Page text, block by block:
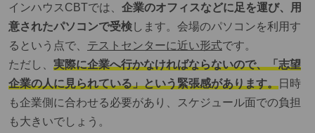
インハウスCBTでは、 企業のオフィスなどに足を運び、用
意されたパソコンで受検します。会場のパソコンを利用す
るという点で、 テストセンターに近い形式です。
ただし、 実際に企業へ行かなければならないので、「志望
企業の人に見られている」という緊張感があります。日時
も企業側に合わせる必要があり、スケジュール面での負担
も大きいでしょう。